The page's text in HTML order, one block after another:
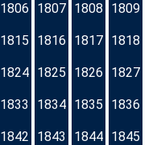
1806 1807 1808 1809
1815 1816 1817 1818
1824 1825 1826 1827
1833 1834 1835 1836
1842 1843 1844 1845